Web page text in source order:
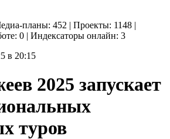
планы: 452 | Проекты: 1148 |
0 | Индексаторы онлайн: 3
в 20:15
2025 запускает
туров